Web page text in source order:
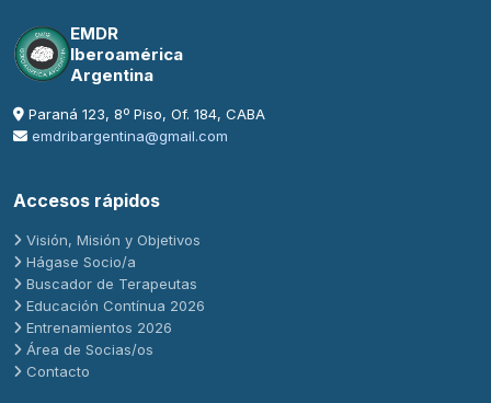
EMDR
Iberoamérica
Argentina
Paraná 123, 8º Piso, Of. 184, CABA
emdribargentina@gmail.com
Accesos rápidos
Visión, Misión y Objetivos
Hágase Socio/a
Buscador de Terapeutas
Educación Contínua 2026
Entrenamientos 2026
Área de Socias/os
Contacto